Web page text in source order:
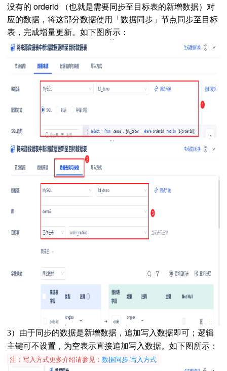
没有的 orderid （也就是需要同步至目标表的新增数据）对
应的数据，将这部分数据使用「数据同步」节点同步至目标
表，完成增量更新。如下图所示：
3）由于同步的数据是新增数据，追加写入数据即可；逻辑
主键可不设置，为空表示直接追加写入数据。 如下图所示：
注：写入方式更多介绍请参见： 数据同步-写入方式